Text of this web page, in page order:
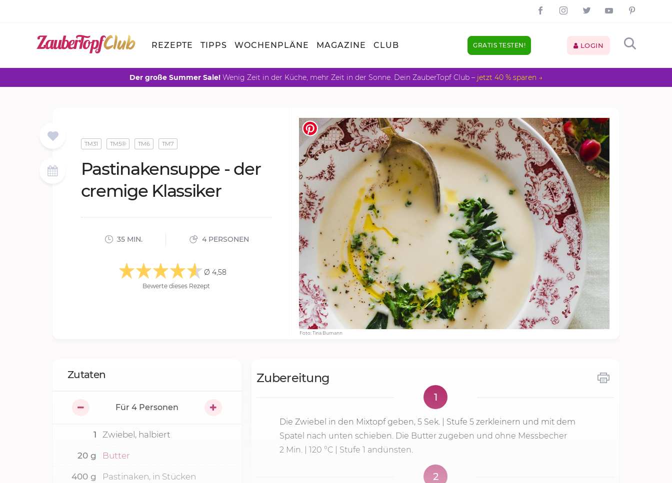
REZEPTE TIPPS WOCHENPLÄNE MAGAZINE CLUB GRATIS TESTEN! LOGIN
Der große Summer Sale! Wenig Zeit in der Küche, mehr Zeit in der Sonne. Dein ZauberTopf Club – jetzt 40 % sparen →
Foto: Tina Bumann
TM31 TM5® TM6 TM7
Pas­ti­na­ken­sup­pe - der
cre­mi­ge Klas­si­ker
35 MIN. 4 PERSONEN
Ø 4,58
Bewerte dieses Rezept
Zubereitung
1
Die Zwiebel in den Mixtopf geben, 5 Sek. Stufe 5 zerkleinern und mit dem
Spatel nach unten schieben. Die Butter zugeben und ohne Messbecher
2 Min.
120 °C | Stufe 1 andünsten.
2
Zutaten
Für 4 Personen
1 Zwiebel, halbiert
20 g Butter
400 g Pastinaken, in Stücken